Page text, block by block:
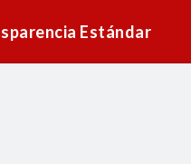
Estándar